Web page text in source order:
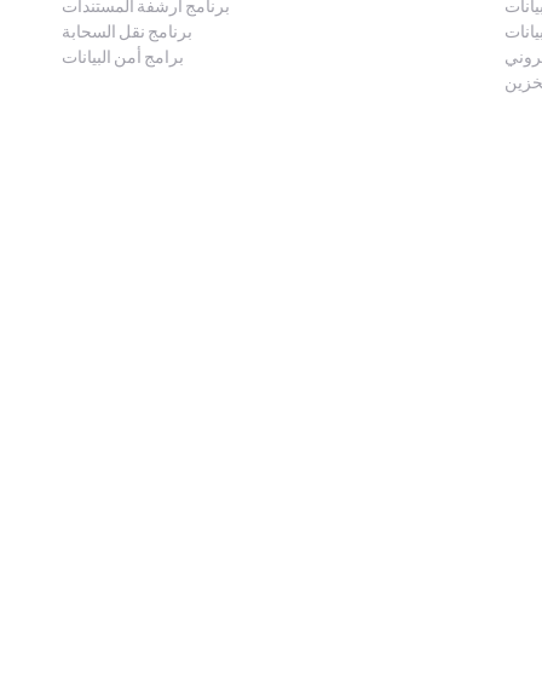
برنامج أرشفة المستندات
برنامج نقل السحابة
برامج أمن البيانات